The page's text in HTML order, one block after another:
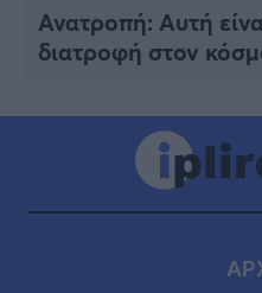
Ανατροπή: Αυτή
διατροφή στον